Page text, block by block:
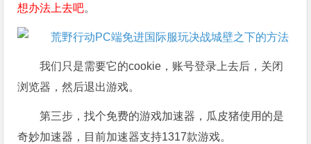
想办法上去吧。
我们只是需要它的cookie，账号登录上去后，关闭
浏览器，然后退出游戏。
第三步，找个免费的游戏加速器，瓜皮猪使用的是
奇妙加速器，目前加速器支持1317款游戏。